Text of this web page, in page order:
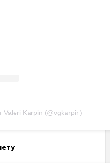
Valeri Karpin (@vgkarpin)